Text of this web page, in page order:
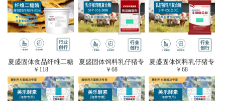
夏盛固体食品纤维二糖
酶(植物提取专用酶/用
于虎杖白藜芦醇提
取)FFG-0656
￥ 118
夏盛固体饲料乳仔猪专
用复合酶SFG-0932
￥ 68
夏盛固体饲料乳仔猪专
用复合酶SFG-0932
￥68